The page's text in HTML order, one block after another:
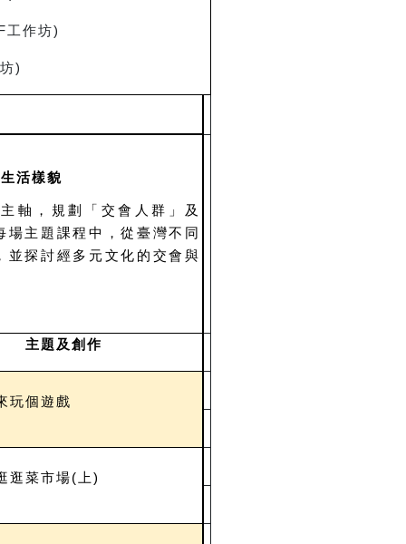
工作坊)
)
活樣貌
軸，規劃「交會人群」及
主題課程中，從臺灣不同
並探討經多元文化的交會與
主題及創作
玩個遊戲
逛菜市場(上)